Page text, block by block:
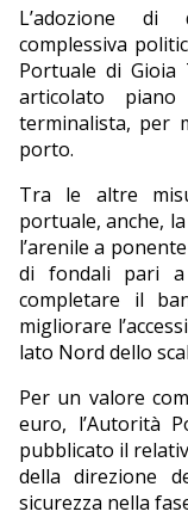
L’adozione
complessiva
Portuale di
articolato
terminalista, per
porto.
Tra le altre
portuale, anche,
l’arenile a
di fondali pari a
completare il
migliorare
lato Nord dello
Per un valore
euro, l’Autorità
pubblicato il
della direzione
sicurezza nella